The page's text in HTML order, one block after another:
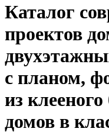
Каталог
проектов
с планом,
из
домов в